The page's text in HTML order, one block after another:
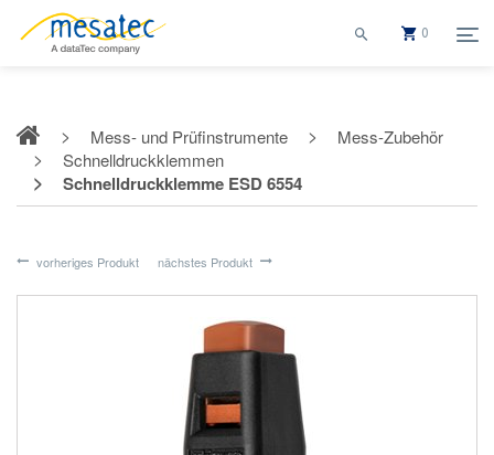
0
Mess- und Prüfinstrumente
Mess-Zubehör
Schnelldruckklemmen
Schnelldruckklemme ESD 6554
vorheriges Produkt nächstes Produkt